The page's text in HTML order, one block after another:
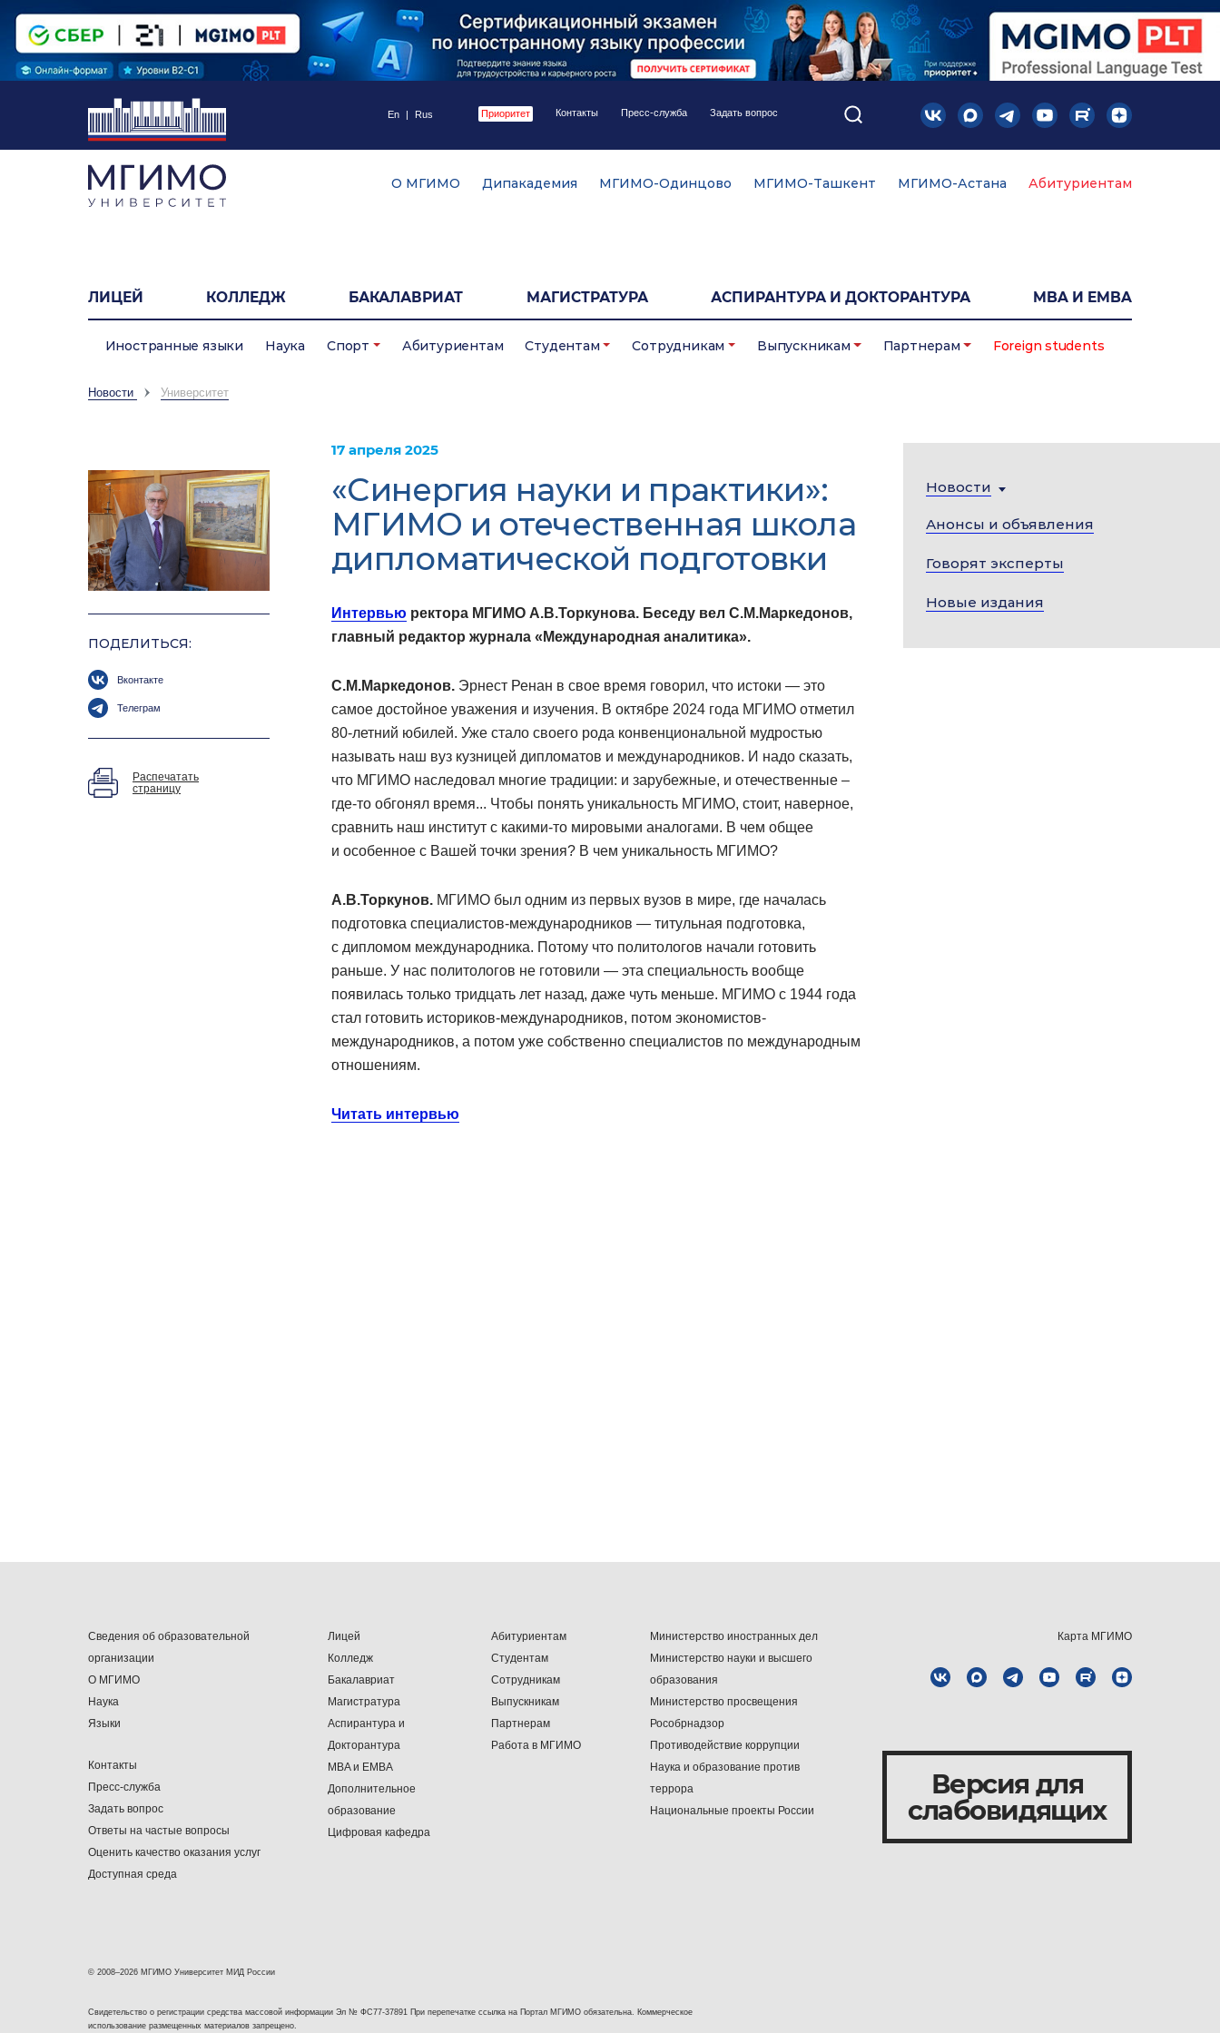
En Rus Приоритет Контакты Пресс-служба Задать вопрос
О МГИМО Дипакадемия МГИМО-Одинцово МГИМО-Ташкент МГИМО-Астана Абитуриентам
ЛИЦЕЙ КОЛЛЕДЖ БАКАЛАВРИАТ МАГИСТРАТУРА АСПИРАНТУРА И ДОКТОРАНТУРА MBA И EMBA
Иностранные языки Наука Спорт Абитуриентам Студентам Сотрудникам Выпускникам Партнерам Foreign students
Новости Университет
ПОДЕЛИТЬСЯ:
Вконтакте
Телеграм
Распечатать
страницу
17 апреля 2025
«Cинергия науки и практики»:
МГИМО и отечественная школа
дипломатической подготовки
Интервью ректора МГИМО А.В.Торкунова. Беседу вел С.М.Маркедонов,
главный редактор журнала «Международная аналитика».
С.М.Маркедонов. Эрнест Ренан в свое время говорил, что истоки — это
самое достойное уважения и изучения. В октябре 2024 года МГИМО отметил
80-летний юбилей. Уже cтало своего рода конвенциональной мудростью
называть наш вуз кузницей дипломатов и международников. И надо сказать,
что МГИМО наследовал многие традиции: и зарубежные, и отечественные –
где-то обгонял время... Чтобы понять уникальность МГИМО, стоит, наверное,
сравнить наш институт с какими-то мировыми аналогами. В чем общее
и особенное с Вашей точки зрения? В чем уникальность МГИМО?
А.В.Торкунов. МГИМО был одним из первых вузов в мире, где началась
подготовка специалистов-международников — титульная подготовка,
с дипломом международника. Потому что политологов начали готовить
раньше. У нас политологов не готовили — эта специальность вообще
появилась только тридцать лет назад, даже чуть меньше. МГИМО с 1944 года
стал готовить историков-международников, потом экономистов-
международников, а потом уже собственно специалистов по международным
отношениям.
Читать интервью
Новости
Анонсы и объявления
Говорят эксперты
Новые издания
Сведения об образовательной
организации
О МГИМО
Наука
Языки
Контакты
Пресс-служба
Задать вопрос
Ответы на частые вопросы
Оценить качество оказания услуг
Доступная среда
Лицей
Колледж
Бакалавриат
Магистратура
Аспирантура и
Докторантура
MBA и EMBA
Дополнительное
образование
Цифровая кафедра
Абитуриентам
Студентам
Сотрудникам
Выпускникам
Партнерам
Работа в МГИМО
Министерство иностранных дел
Министерство науки и высшего
образования
Министерство просвещения
Рособрнадзор
Противодействие коррупции
Наука и образование против
террора
Национальные проекты России
Карта МГИМО
Версия для
слабовидящих
© 2008–2026 МГИМО Университет МИД России
Свидетельство о регистрации средства массовой информации Эл № ФС77-37891 При перепечатке ссылка на Портал МГИМО обязательна. Коммерческое
использование размещенных материалов запрещено.